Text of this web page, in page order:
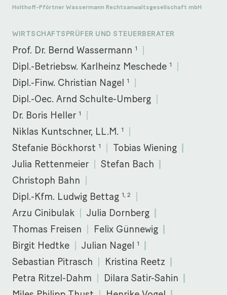
Holthoff-Pförtner Wassermann Rechtsanwaltsgesellschaft mbH
WIRTSCHAFTSPRÜFER UND STEUERBERATER
Prof. Dr. Bernd Wassermann 1
Dipl.-Betriebsw. Karlheinz Meschede 1
Dipl.-Finw. Christian Nagel 1
Dipl.-Oec. Arnd Schulte-Umberg
Dr. Boris Heller 1
Niklas Kuntschner, LL.M. 1
Stefanie Böckhorst 1
Tobias Wiening
Julia Rettenmeier
Stefan Bach
Christoph Bahn
Dipl.-Kfm. Ludwig Bettag 1, 2
Arzu Cinibulak
Julia Dornberg
Thomas Freisen
Felix Günnewig
Birgit Hedtke
Julian Nagel 1
Sebastian Pitrasch
Kristina Reetz
Petra Ritzel-Dahm
Dilara Satir-Sahin